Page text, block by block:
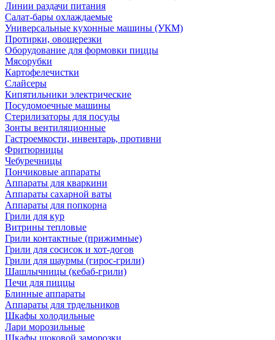
Линии раздачи питания
Салат-бары охлаждаемые
Универсальные кухонные машины (УКМ)
Протирки, овощерезки
Оборудование для формовки пиццы
Мясорубки
Картофелечистки
Слайсеры
Кипятильники электрические
Посудомоечные машины
Стерилизаторы для посуды
Зонты вентиляционные
Гастроемкости, инвентарь, противни
Фритюрницы
Чебуречницы
Пончиковые аппараты
Аппараты для кваркини
Аппараты сахарной ваты
Аппараты для попкорна
Грили для кур
Витрины тепловые
Грили контактные (прижимные)
Грили для сосисок и хот-догов
Грили для шаурмы (гирос-грили)
Шашлычницы (кебаб-грили)
Печи для пиццы
Блинные аппараты
Аппараты для трдельников
Шкафы холодильные
Лари морозильные
Шкафы шоковой заморозки